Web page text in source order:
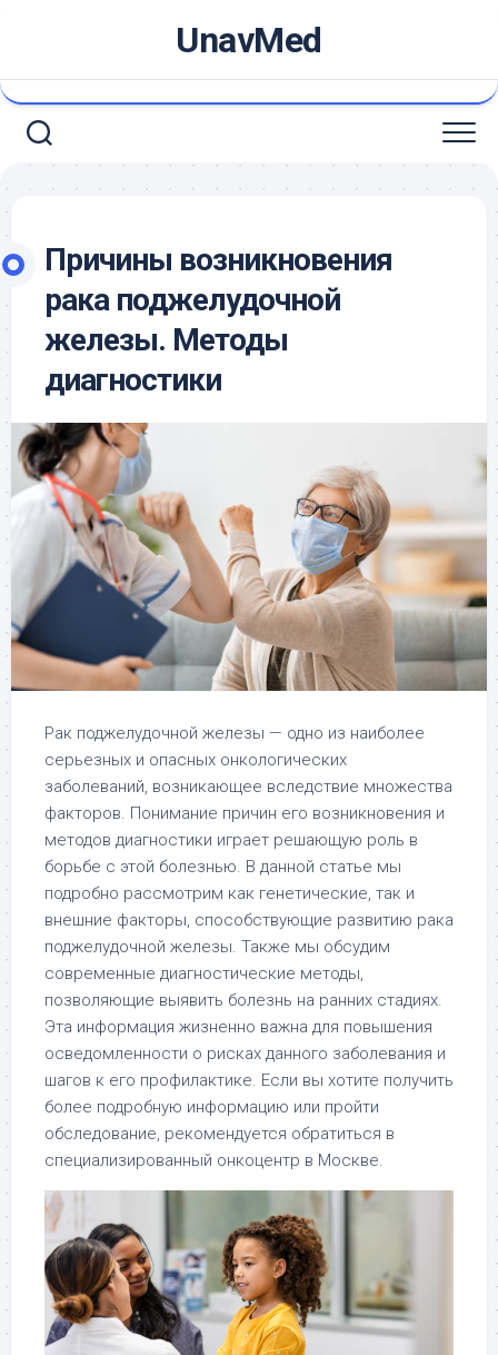
UnavMed
Причины возникновения
рака поджелудочной
железы. Методы
диагностики
Рак поджелудочной железы — одно из наиболее
серьезных и опасных онкологических
заболеваний, возникающее вследствие множества
факторов. Понимание причин его возникновения и
методов диагностики играет решающую роль в
борьбе с этой болезнью. В данной статье мы
подробно рассмотрим как генетические, так и
внешние факторы, способствующие развитию рака
поджелудочной железы. Также мы обсудим
современные диагностические методы,
позволяющие выявить болезнь на ранних стадиях.
Эта информация жизненно важна для повышения
осведомленности о рисках данного заболевания и
шагов к его профилактике. Если вы хотите получить
более подробную информацию или пройти
обследование, рекомендуется обратиться в
специализированный онкоцентр в Москве.